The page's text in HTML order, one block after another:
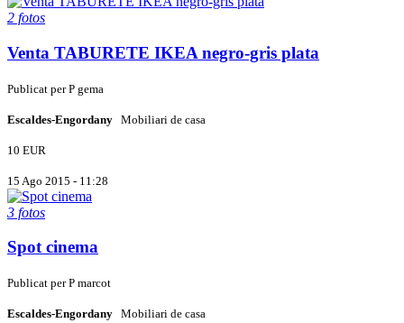
2 fotos
Venta TABURETE IKEA negro-gris plata
Publicat perP gema
Escaldes-Engordany Mobiliari de casa
10 EUR
15 Ago 2015 - 11:28
3 fotos
Spot cinema
Publicat perP marcot
Escaldes-Engordany Mobiliari de casa